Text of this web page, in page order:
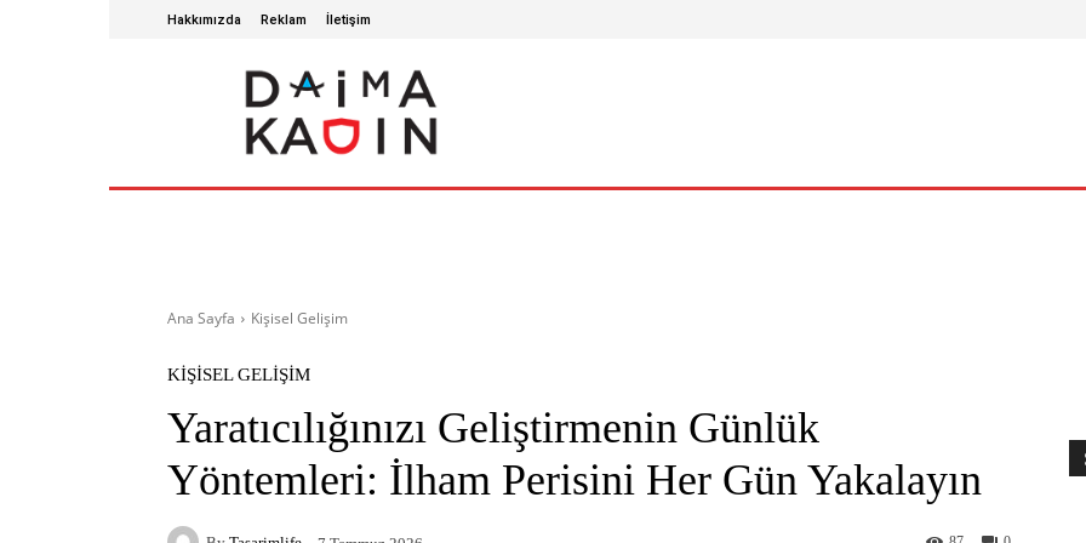
Hakkımızda Reklam İletişim
Ana Sayfa Kişisel Gelişim
KIŞISEL GELIŞIM
Yaratıcılığınızı Geliştirmenin Günlük
Yöntemleri: İlham Perisini Her Gün Yakalayın